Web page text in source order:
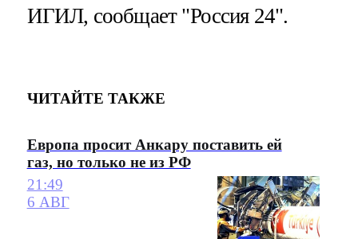
ИГИЛ, сообщает "Россия 24".
ЧИТАЙТЕ ТАКЖЕ
Европа просит Анкару поставить ей
газ, но только не из РФ
21:49
6 АВГ